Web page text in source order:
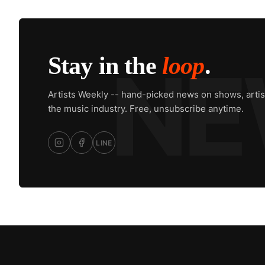
Stay in the loop.
Artists Weekly -- hand-picked news on shows,
the music industry. Free, unsubscribe anytime.
LINE